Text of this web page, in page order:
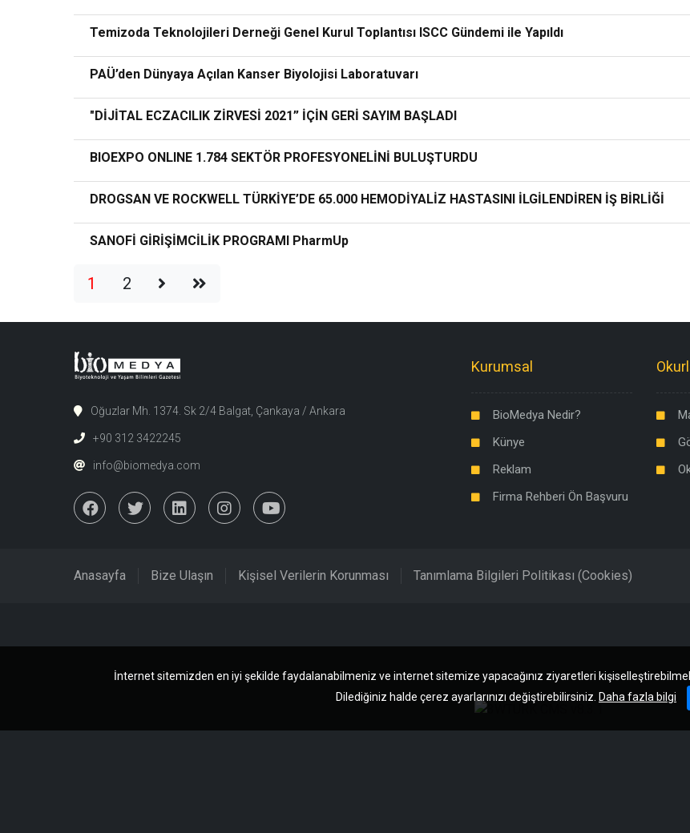
Temizoda Teknolojileri Derneği Genel Kurul Toplantısı ISCC Gündemi ile Yapıldı
PAÜ’den Dünyaya Açılan Kanser Biyolojisi Laboratuvarı
"DİJİTAL ECZACILIK ZİRVESİ 2021” İÇİN GERİ SAYIM BAŞLADI
BIOEXPO ONLINE 1.784 SEKTÖR PROFESYONELİNİ BULUŞTURDU
DROGSAN VE ROCKWELL TÜRKİYE’DE 65.000 HEMODİYALİZ HASTASINI İLGİLENDİREN İŞ BİRLİĞİ
SANOFİ GİRİŞİMCİLİK PROGRAMI PharmUp
1 2
İnternet sitemizden en iyi şekilde faydalanabilmeniz ve internet sitemize yapacağınız ziyaretleri
Dilediğiniz halde çerez ayarlarınızı değiştirebilirsiniz. Daha fazla bilgi
Oğuzlar Mh. 1374. Sk 2/4 Balgat, Çankaya / Ankara
+90 312 3422245
info@biomedya.com
Kurumsal
BioMedya Nedir?
Künye
Reklam
Firma Rehberi Ön Başvuru
Anasayfa Bize Ulaşın Kişisel Verilerin Korunması Tanımlama Bilgileri Politikası (Cookies)